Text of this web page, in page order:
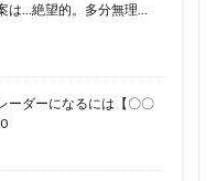
は…絶望的。多分無理…
ーダーになるには【〇〇